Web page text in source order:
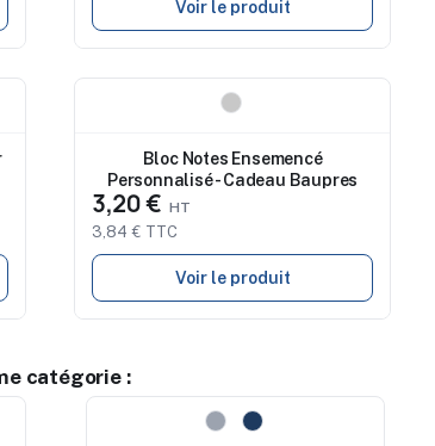
Voir le produit
Bloc Notes Ensemencé
Personnalisé - Cadeau Baupres
3,20 €
3,84 € TTC
Voir le produit
catégorie :